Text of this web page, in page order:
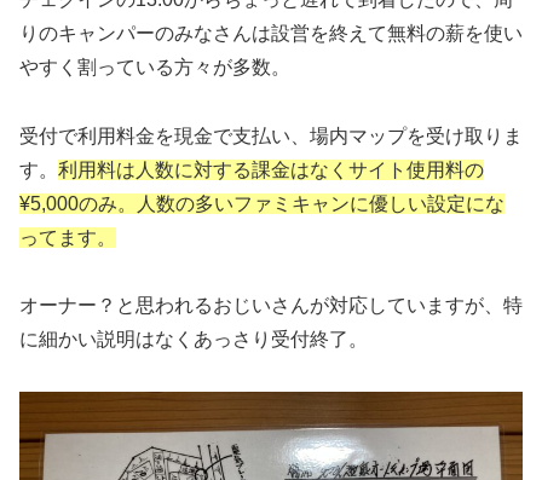
りのキャンパーのみなさんは設営を終えて無料の薪を使い
やすく割っている方々が多数。
受付で利用料金を現金で支払い、場内マップを受け取りま
す。 利用料は人数に対する課金はなくサイト使用料の
¥5,000のみ。人数の多いファミキャンに優しい設定にな
ってます。
オーナー？と思われるおじいさんが対応していますが、特
に細かい説明はなくあっさり受付終了。